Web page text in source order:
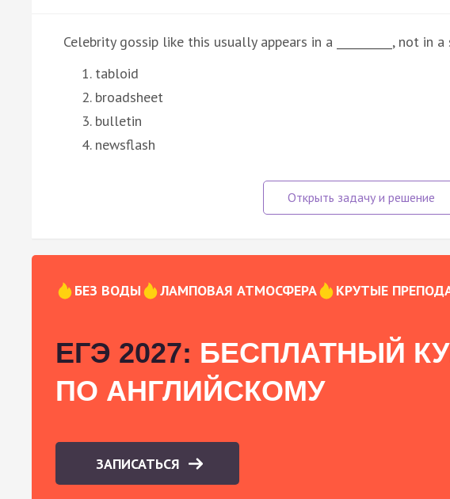
Celebrity gossip like this usually appears in a __________, not in
tabloid
broadsheet
bulletin
newsflash
БЕЗ ВОДЫ ЛАМПОВАЯ АТМОСФЕРА КРУТЫЕ
ЕГЭ 2027: БЕСПЛАТНЫЙ
ПО АНГЛИЙСКОМУ
ЗАПИСАТЬСЯ